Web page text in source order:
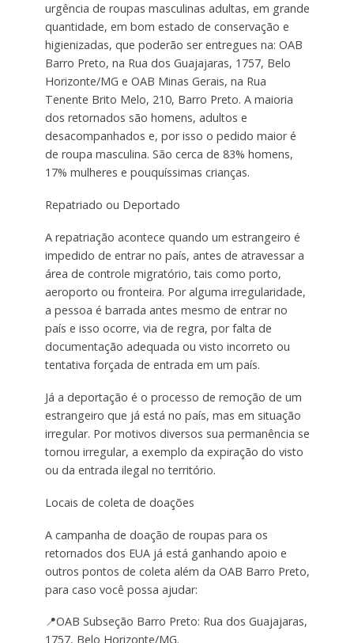
urgência de roupas masculinas adultas, em grande
quantidade, em bom estado de conservação e
higienizadas, que poderão ser entregues na: OAB
Barro Preto, na Rua dos Guajajaras, 1757, Belo
Horizonte/MG e OAB Minas Gerais, na Rua
Tenente Brito Melo, 210, Barro Preto. A maioria
dos retornados são homens, adultos e
desacompanhados e, por isso o pedido maior é
de roupa masculina. São cerca de 83% homens,
17% mulheres e pouquíssimas crianças.
Repatriado ou Deportado
A repatriação acontece quando um estrangeiro é
impedido de entrar no país, antes de atravessar a
área de controle migratório, tais como porto,
aeroporto ou fronteira. Por alguma irregularidade,
a pessoa é barrada antes mesmo de entrar no
país e isso ocorre, via de regra, por falta de
documentação adequada ou visto incorreto ou
tentativa forçada de entrada em um país.
Já a deportação é o processo de remoção de um
estrangeiro que já está no país, mas em situação
irregular. Por motivos diversos sua permanência se
tornou irregular, a exemplo da expiração do visto
ou da entrada ilegal no território.
Locais de coleta de doações
A campanha de doação de roupas para os
retornados dos EUA já está ganhando apoio e
outros pontos de coleta além da OAB Barro Preto,
para caso você possa ajudar:
📍OAB Subseção Barro Preto: Rua dos Guajajaras,
1757, Belo Horizonte/MG.